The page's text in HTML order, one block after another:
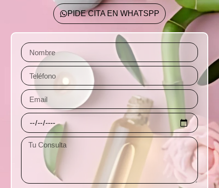
PIDE CITA EN WHATSPP